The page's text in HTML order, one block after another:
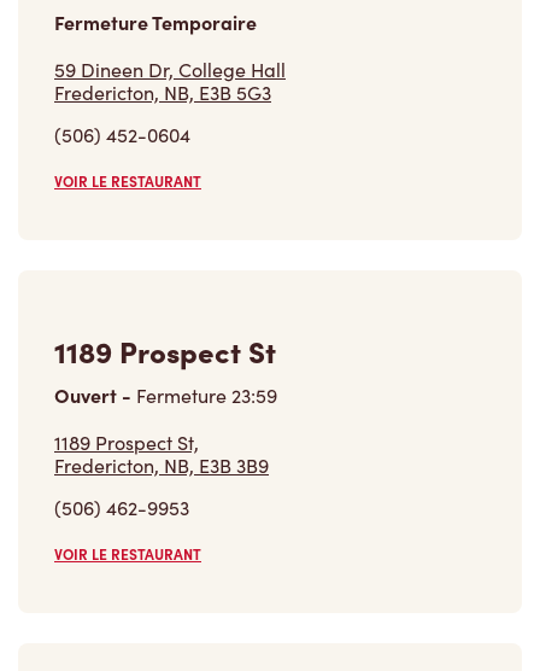
Fermeture Temporaire
59 Dineen Dr, College Hall
Fredericton, NB, E3B 5G3
(506) 452-0604
VOIR LE RESTAURANT
1189 Prospect St
Ouvert - Fermeture23:59
1189 Prospect St,
Fredericton, NB, E3B 3B9
(506) 462-9953
VOIR LE RESTAURANT